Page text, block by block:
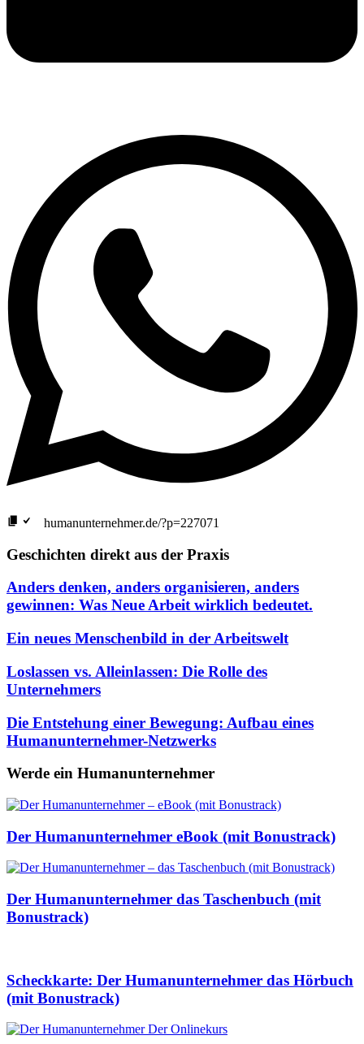
humanunternehmer.de/?p=227071
Geschichten direkt aus der Praxis
Anders denken, anders organisieren, anders
gewinnen: Was Neue Arbeit wirklich bedeutet.
Ein neues Menschenbild in der Arbeitswelt
Loslassen vs. Alleinlassen: Die Rolle des
Unternehmers
Die Entstehung einer Bewegung: Aufbau eines
Humanunternehmer-Netzwerks
Werde ein Humanunternehmer
Der Humanunternehmer eBook (mit Bonustrack)
Der Humanunternehmer das Taschenbuch (mit
Bonustrack)
Scheckkarte: Der Humanunternehmer das Hörbuch
(mit Bonustrack)